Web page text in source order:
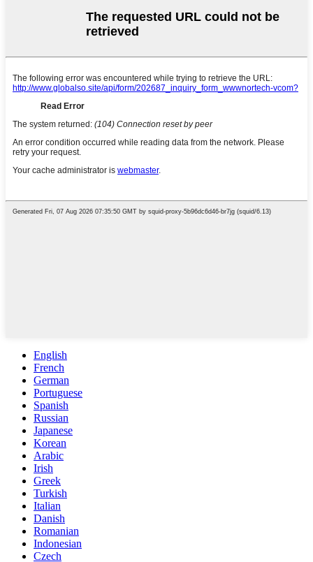
English
French
German
Portuguese
Spanish
Russian
Japanese
Korean
Arabic
Irish
Greek
Turkish
Italian
Danish
Romanian
Indonesian
Czech